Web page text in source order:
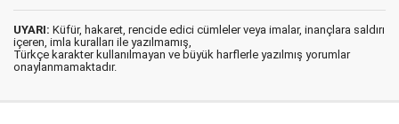
UYARI: Küfür, hakaret, rencide edici cümleler veya imalar, inançlara saldırı
içeren, imla kuralları ile yazılmamış,
Türkçe karakter kullanılmayan ve büyük harflerle yazılmış yorumlar
onaylanmamaktadır.